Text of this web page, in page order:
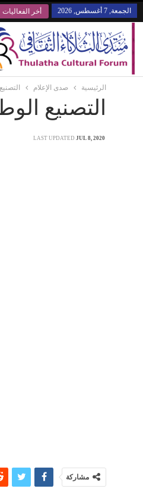
الجمعة, 7 أغسطس, 2026 أخر الفعاليات
الرئيسية صدى الإعلام
التصنيع
LAST UPDATED JUL 8, 2020
مشاركة